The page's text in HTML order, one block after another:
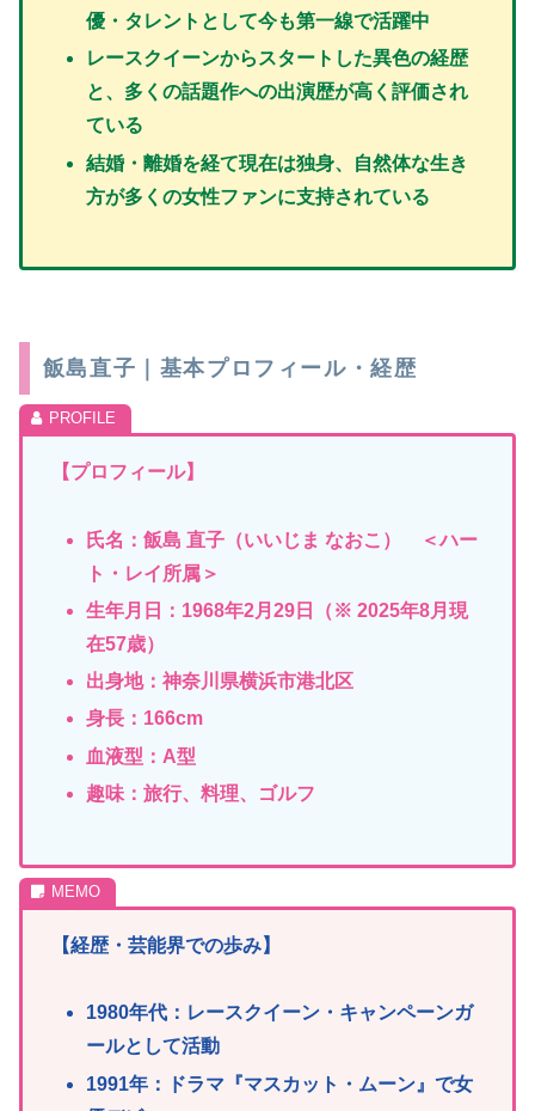
優・タレントとして今も第一線で活躍中
レースクイーンからスタートした異色の経歴
と、多くの話題作への出演歴が高く評価され
ている
結婚・離婚を経て現在は独身、自然体な生き
方が多くの女性ファンに支持されている
飯島直子｜基本プロフィール・経歴
【プロフィール】
氏名：飯島 直子（いいじま なおこ）
＜ハー
ト・レイ所属＞
生年月日：1968年2月29日（※ 2025年8月現
在57歳）
出身地：神奈川県横浜市港北区
身長：166cm
血液型：A型
趣味：旅行、料理、ゴルフ
【経歴・芸能界での歩み】
1980年代：レースクイーン・キャンペーンガ
ールとして活動
1991年：ドラマ『マスカット・ムーン』で女